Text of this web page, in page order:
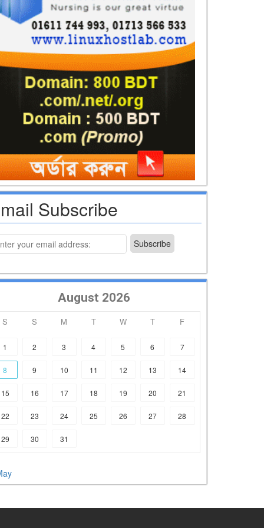
Subscribe
August 2026
S S M T W T F
1 2 3 4 5 6 7
8 9 10 11 12 13 14
15 16 17 18 19 20 21
22 23 24 25 26 27 28
29 30 31